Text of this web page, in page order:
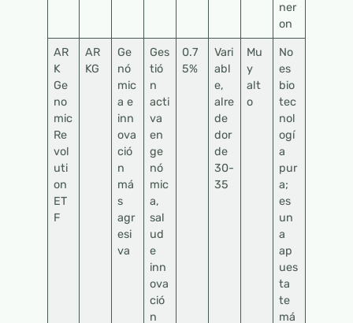
ner
on
AR
K
Ge
no
mic
Re
vol
uti
on
ET
F
AR
KG
Ge
nó
mic
a e
inn
ova
ció
n
má
s
agr
esi
va
Ges
tió
n
acti
va
en
ge
nó
mic
a,
sal
ud
e
inn
ova
ció
n
0.7
5%
Vari
abl
e,
alre
de
dor
de
30-
35
Mu
y
alt
o
No
es
bio
tec
nol
ogí
a
pur
a;
es
un
a
ap
ues
ta
te
má